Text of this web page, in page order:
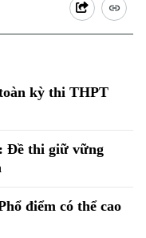
kỳ thi THPT
Đề thi giữ vững
điểm có thể cao